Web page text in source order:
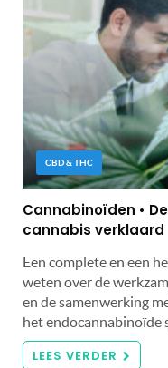
CBD & THC
Cannabinoïden •
cannabis verklaard
Een complete en een
weten over de
en de samenwerking
het endocannabinoïde
LEES VERDER